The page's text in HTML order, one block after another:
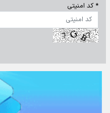
* کد امنیتی